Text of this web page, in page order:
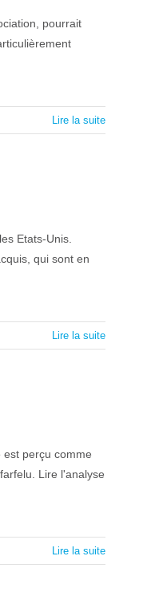
pourrait
Lire la suite
Etats-Unis.
qui sont en
Lire la suite
perçu comme
Lire l'analyse
Lire la suite